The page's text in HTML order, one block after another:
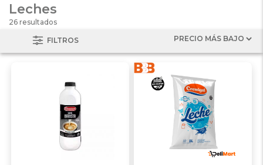
Leches
26 resultados
FILTROS